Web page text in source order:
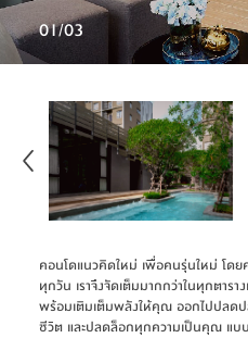
01/03
คอนโดแนวคิดใหม่ เพื่อคนรุ่นใหม่ โดย
ทุกวัน เราจึงจัดเต็มมากกว่าในทุกตาร
พร้อมเติมเต็มพลังให้คุณ ออกไปปลดป
ชีวิต และปลดล็อกทุกความเป็นคุณ แบ